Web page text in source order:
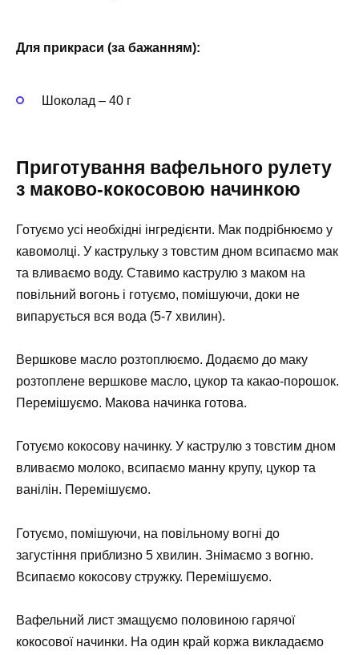
Для прикраси (за бажанням):
Шоколад – 40 г
Приготування вафельного рулету
з маково-кокосовою начинкою
Готуємо усі необхідні інгредієнти. Мак подрібнюємо у
кавомолці. У каструльку з товстим дном всипаємо мак
та вливаємо воду. Ставимо каструлю з маком на
повільний вогонь і готуємо, помішуючи, доки не
випарується вся вода (5-7 хвилин).
Вершкове масло розтоплюємо. Додаємо до маку
розтоплене вершкове масло, цукор та какао-порошок.
Перемішуємо. Макова начинка готова.
Готуємо кокосову начинку. У каструлю з товстим дном
вливаємо молоко, всипаємо манну крупу, цукор та
ванілін. Перемішуємо.
Готуємо, помішуючи, на повільному вогні до
загустіння приблизно 5 хвилин. Знімаємо з вогню.
Всипаємо кокосову стружку. Перемішуємо.
Вафельний лист змащуємо половиною гарячої
кокосової начинки. На один край коржа викладаємо